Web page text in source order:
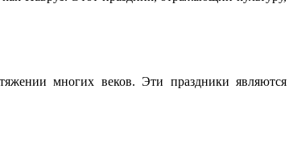
многих веков. Эти праздники являются